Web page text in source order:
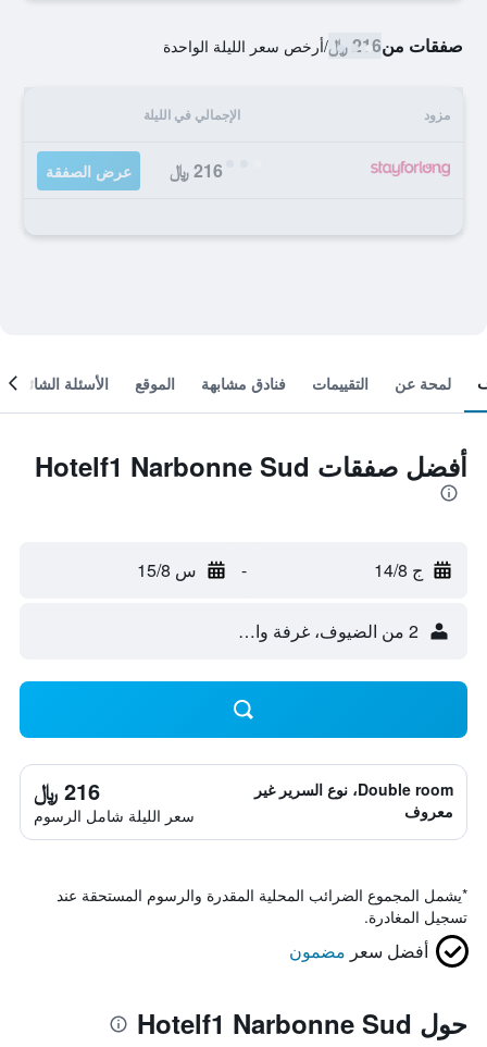
صفقات من216 ﷼ /أرخص سعر الليلة الواحدة
مزود الإجمالي في الليلة
216 ﷼ عرض الصفقة
لمحة عن التقييمات فنادق مشابهة الموقع الأسئلة الشائعة
أفضل صفقات Hotelf1 Narbonne Sud
ج 14/8 - س 15/8
2 من الضيوف، غرفة واحدة
Double room، نوع السرير غير
معروف
216 ﷼
سعر الليلة شامل الرسوم
*يشمل المجموع الضرائب المحلية المقدرة والرسوم المستحقة عند
تسجيل المغادرة.
أفضل سعر مضمون
حول Hotelf1 Narbonne Sud